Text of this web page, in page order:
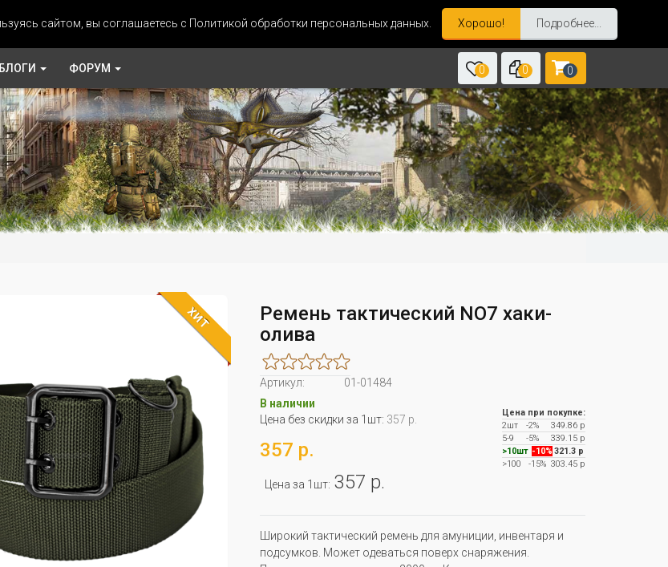
сайтом, вы соглашаетесь с Политикой обработки персональных данных. Хорошо! Подробнее...
БЛОГИ ФОРУМ 0 0 0
ХИТ
Ремень тактический NO7 хаки-
олива
Артикул:
01-01484
В наличии
Цена без скидки за 1шт: 357 р.
357 р.
Цена за 1шт: 357 р.
Цена при покупке:
2шт
-2%
349.86 р
5-9
-5%
339.15 р
>10шт -10% 321.3 р
>100
-15%303.45 р
Широкий тактический ремень для амуниции, инвентаря и
подсумков. Может одеваться поверх снаряжения.